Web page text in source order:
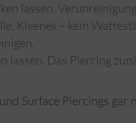
lassen.
Kleenex – kein
lassen. Das Piercing
Surface Piercings gar